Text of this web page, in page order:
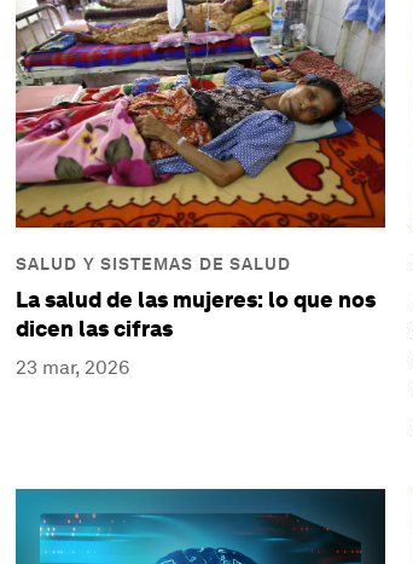
SALUD Y SISTEMAS DE SALUD
La salud de las mujeres: lo que nos
dicen las cifras
23 mar, 2026